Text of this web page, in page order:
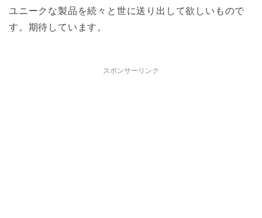
ユニークな製品を続々と世に送り出して欲しいもので
す。期待しています。
スポンサーリンク